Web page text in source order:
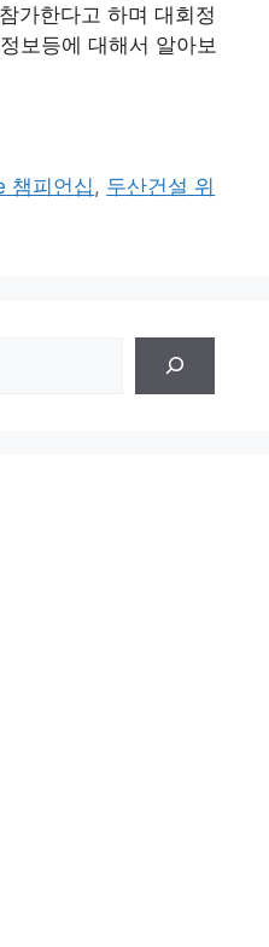
가한다고 하며 대회정
보등에 대해서 알아보
챔피언십, 두산건설 위